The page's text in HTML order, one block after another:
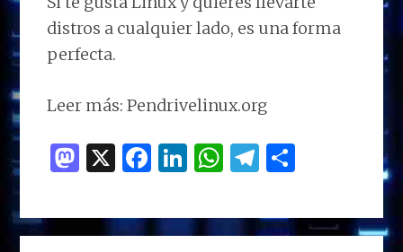
distros a cualquier lado, es una forma
perfecta.
Leer más: Pendrivelinux.org
M
to
d
X F
ce
b
Li
k
e
W
at
s
T
e
g
m
p